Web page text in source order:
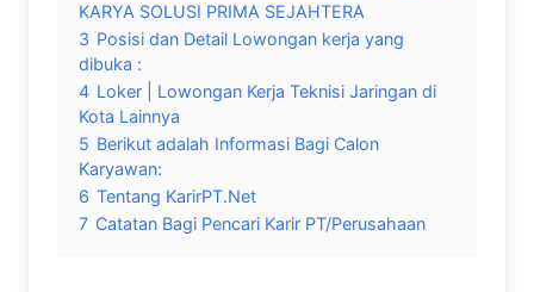
KARYA SOLUSI PRIMA SEJAHTERA
3 Posisi dan Detail Lowongan kerja yang
dibuka :
4 Loker | Lowongan Kerja Teknisi Jaringan di
Kota Lainnya
5 Berikut adalah Informasi Bagi Calon
Karyawan:
6 Tentang KarirPT.Net
7 Catatan Bagi Pencari Karir PT/Perusahaan